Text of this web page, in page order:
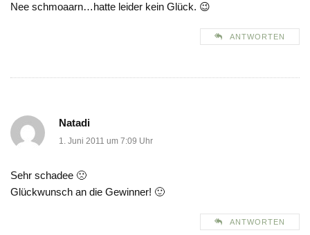
Nee schmoaarn…hatte leider kein Glück. 😉
ANTWORTEN
Natadi
1. Juni 2011 um 7:09 Uhr
Sehr schadee 🙁
Glückwunsch an die Gewinner! 🙂
ANTWORTEN